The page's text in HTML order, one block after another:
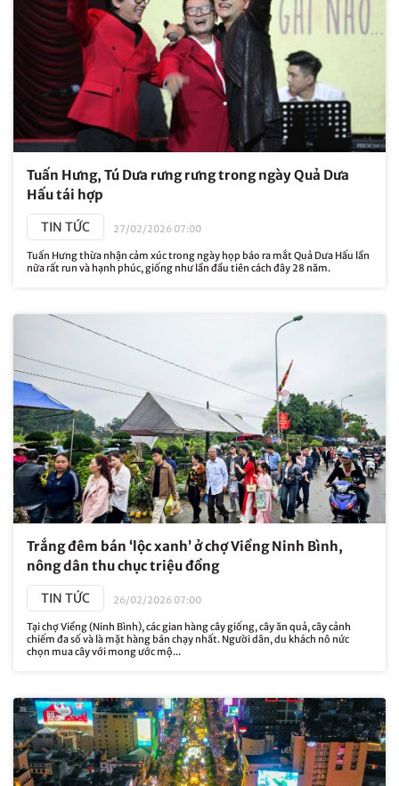
Tuấn Hưng, Tú Dưa rưng rưng trong ngày Quả Dưa
Hấu tái hợp
TIN TỨC 27/02/2026 07:00
Tuấn Hưng thừa nhận cảm xúc trong ngày họp báo ra mắt Quả Dưa Hấu lần
nữa rất run và hạnh phúc, giống như lần đầu tiên cách đây 28 năm.
Trắng đêm bán ‘lộc xanh’ ở chợ Viềng Ninh Bình,
nông dân thu chục triệu đồng
TIN TỨC 26/02/2026 07:00
Tại chợ Viềng (Ninh Bình), các gian hàng cây giống, cây ăn quả, cây cảnh
chiếm đa số và là mặt hàng bán chạy nhất. Người dân, du khách nô nức
chọn mua cây với mong ước mộ...